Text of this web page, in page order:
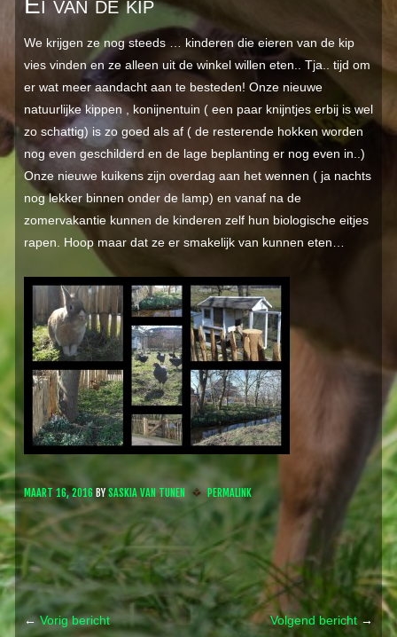
We krijgen ze nog steeds … kinderen die eieren van de kip
vies vinden en ze alleen uit de winkel willen eten.. Tja.. tijd om
er wat meer aandacht aan te besteden! Onze nieuwe
natuurlijke kippen , konijnentuin ( een paar knijntjes erbij is wel
zo schattig) is zo goed als af ( de resterende hokken worden
nog even geschilderd en de lage beplanting er nog even in..)
Onze nieuwe kuikens zijn overdag aan het wennen ( ja nachts
nog lekker binnen onder de lamp) en vanaf na de
zomervakantie kunnen de kinderen zelf hun biologische eitjes
rapen. Hoop maar dat ze er smakelijk van kunnen eten…
MAART 16, 2016 BY SASKIA VAN TUNEN PERMALINK
←Vorig bericht Volgend bericht →